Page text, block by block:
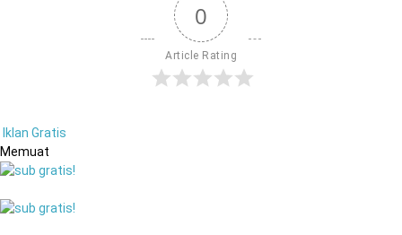
0
Article Rating
Iklan Gratis
Memuat